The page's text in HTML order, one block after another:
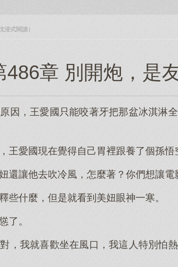
浸式閱讀）
486章 別開炮，是
因，王愛國只能咬著牙把那盆冰淇淋
王愛國現在覺得自己胃裡跟養了個孫悟
還讓他去吹冷風，怎麼著？你們想讓電
些什麼，但是就看到美妞眼神一寒。
了。
對，我就喜歡坐在風口，我這人特別怕